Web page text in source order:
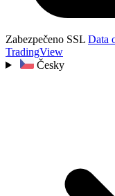
Zabezpečeno SSL Data
TradingView
Česky